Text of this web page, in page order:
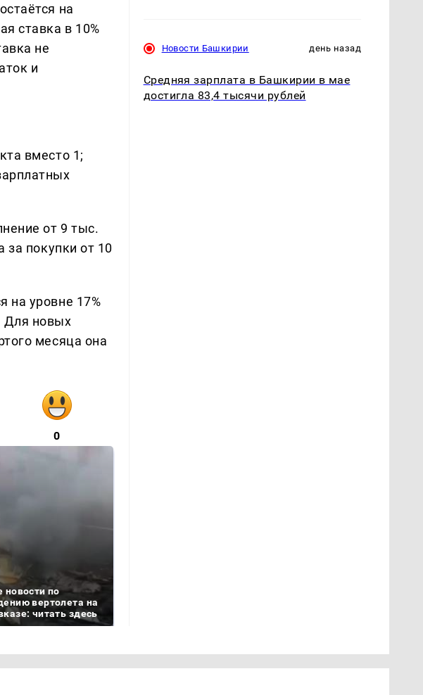
на
ставка в 10%
не
и
вместо 1;
от 9 тыс.
за покупки от 10
на уровне 17%
Для новых
месяца она
0
новости по
вертолета на
читать здесь
Новости Башкирии день назад
Средняя зарплата в Башкирии в мае
достигла 83,4 тысячи рублей